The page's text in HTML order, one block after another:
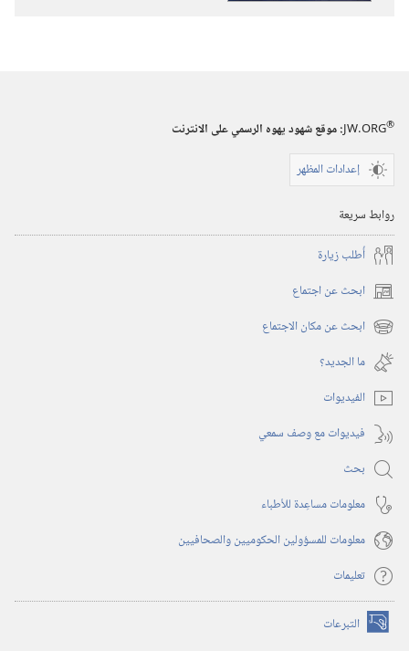
JW.ORG®
:‏ موقع شهود يهوه الرسمي على الانترنت
إعدادات المظهر
روابط سريعة
أُطلب زيارة
ابحث عن اجتماع (يفتح
نافذة
جديدة)
ابحث عن مكان الاجتماع (يفتح
نافذة
جديدة)
ما الجديد؟‏
الفيديوات
فيديوات مع وصف سمعي
بحث
معلومات مساعِدة للأطباء
معلومات للمسؤولين الحكوميين والصحافيين
تعليمات
التبرعات (يفتح